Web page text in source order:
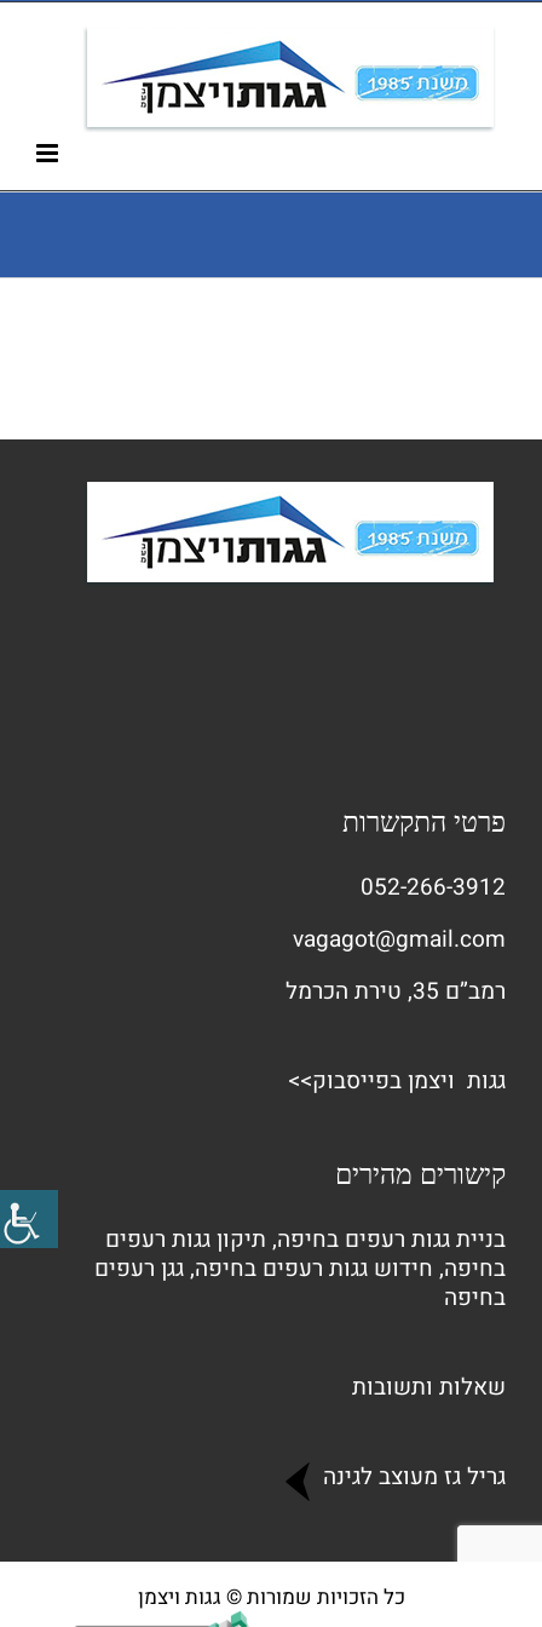
Skip
content
פרטי התקשרות
052-266-3912
vagagot@gmail.com
רמב”ם 35, טירת הכרמל
גגות ויצמן בפייסבוק>>
קישורים מהירים
בניית גגות רעפים בחיפה, תיקון גגות רעפים
בחיפה, חידוש גגות רעפים בחיפה,גגן רעפים
בחיפה
שאלות ותשובות
גריל גז מעוצב לגינה
כל הזכויות שמורות © גגות ויצמן